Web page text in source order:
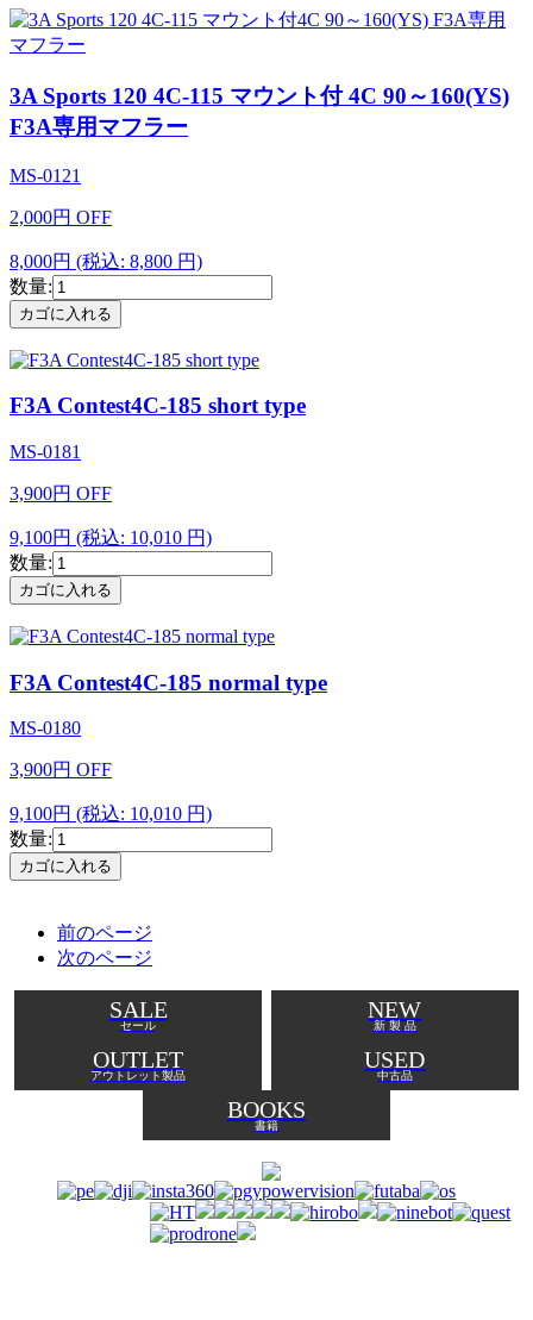
3A Sports 120 4C-115 マウント付 4C 90～160(YS)
F3A専用マフラー
MS-0121
2,000円 OFF
8,000円 (税込: 8,800 円)
数量:
F3A Contest4C-185 short type
MS-0181
3,900円 OFF
9,100円 (税込: 10,010 円)
数量:
F3A Contest4C-185 normal type
MS-0180
3,900円 OFF
9,100円 (税込: 10,010 円)
数量:
前のページ
次のページ
SALE
セール
NEW
新 製 品
OUTLET
アウトレット製品
USED
中古品
BOOKS
書籍